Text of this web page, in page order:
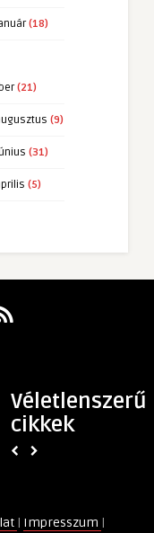
(18)
(21)
(9)
(31)
(5)
Véletlenszerű
cikkek
az
erő:
magyar
lehetősége
kikapcsolva
| Impresszum |